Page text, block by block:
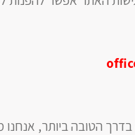
בדרך הטובה ביותר,